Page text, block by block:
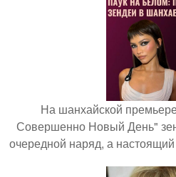
На шанхайской
Совершенно Новый День"
очередной наряд, а